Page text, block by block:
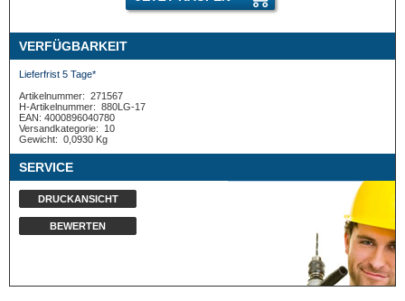
VERFÜGBARKEIT
Lieferfrist 5 Tage*
Artikelnummer: 271567
H-Artikelnummer: 880LG-17
EAN: 4000896040780
Versandkategorie:
10
Gewicht: 0,0930 Kg
SERVICE
DRUCKANSICHT
BEWERTEN